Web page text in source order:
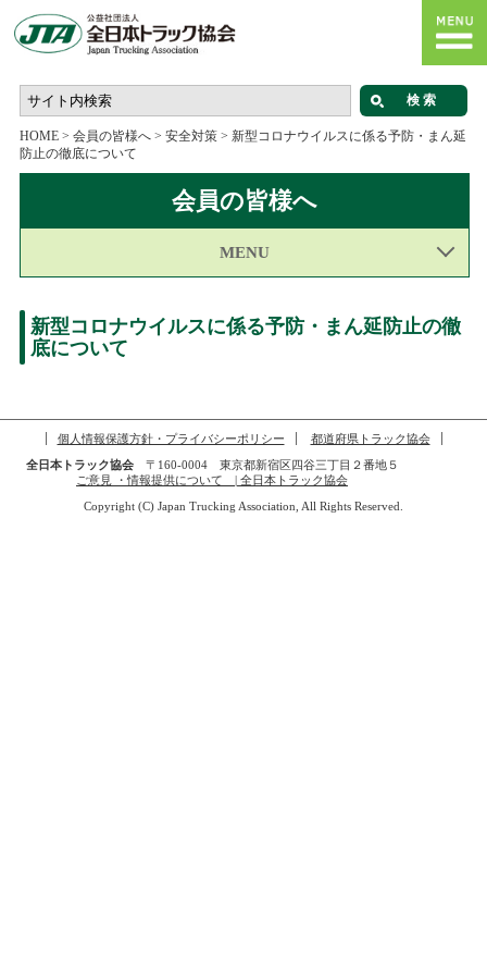
HOME> 会員の皆様へ> 安全対策> 新型コロナウイルスに係る予防・まん延
防止の徹底について
会員の皆様へ
MENU
新型コロナウイルスに係る予防・まん延防止の徹
底について
個人情報保護方針・プライバシーポリシー
都道府県トラック協会
全日本トラック協会〒160-0004 東京都新宿区四谷三丁目２番地５
ご意見 ・情報提供について | 全日本トラック協会
Copyright (C) Japan Trucking Association, All Rights Reserved.